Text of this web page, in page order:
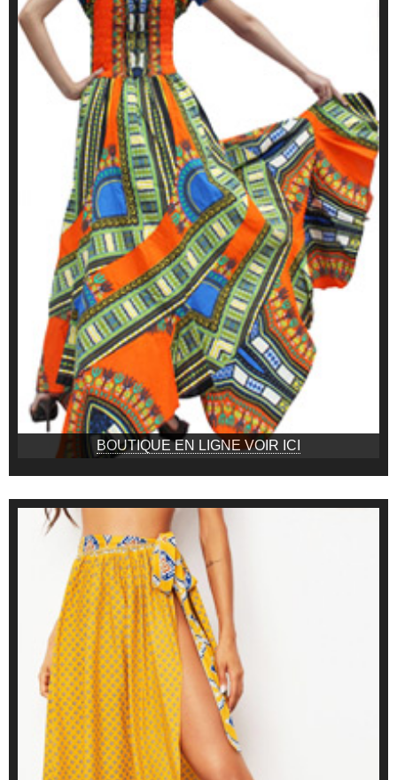
BOUTIQUE EN LIGNE VOIR ICI